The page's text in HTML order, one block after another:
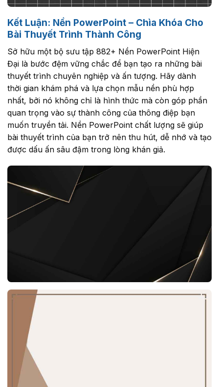
Kết Luận: Nền PowerPoint – Chìa Khóa Cho
Bài Thuyết Trình Thành Công
Sở hữu một bộ sưu tập 882+ Nền PowerPoint Hiện
Đại là bước đệm vững chắc để bạn tạo ra những bài
thuyết trình chuyên nghiệp và ấn tượng. Hãy dành
thời gian khám phá và lựa chọn mẫu nền phù hợp
nhất, bởi nó không chỉ là hình thức mà còn góp phần
quan trọng vào sự thành công của thông điệp bạn
muốn truyền tải. Nền PowerPoint chất lượng sẽ giúp
bài thuyết trình của bạn trở nên thu hút, dễ nhớ và tạo
được dấu ấn sâu đậm trong lòng khán giả.